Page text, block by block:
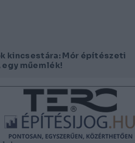
kincsestára: Mór építészeti
egy műemlék!